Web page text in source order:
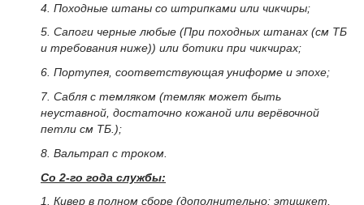
4. Походные штаны со штрипками или чикчиры;
5. Сапоги черные любые (При походных штанах (см ТБ
и требования ниже)) или ботики при чикчирах;
6. Портупея, соответствующая униформе и эпохе;
7. Сабля с темляком (темляк может быть
неуставной, достаточно кожаной или верёвочной
петли см ТБ.);
8. Вальтрап с троком.
Со 2-го года службы:
1. Кивер в полном сборе (дополнительно: этишкет,